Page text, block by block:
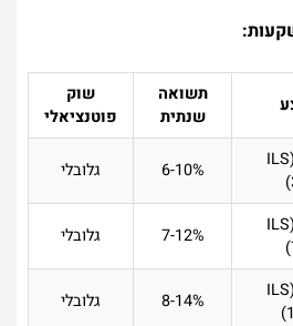
תשואה
שנתית
שוק
פוטנציאלי
$1,000,000 (ILS
6-10% גלובלי
$2,000,000 (ILS
7-12% גלובלי
$3,000,000 (ILS
8-14% גלובלי